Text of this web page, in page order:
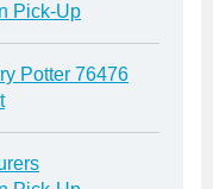
Pick-Up
Potter 76476